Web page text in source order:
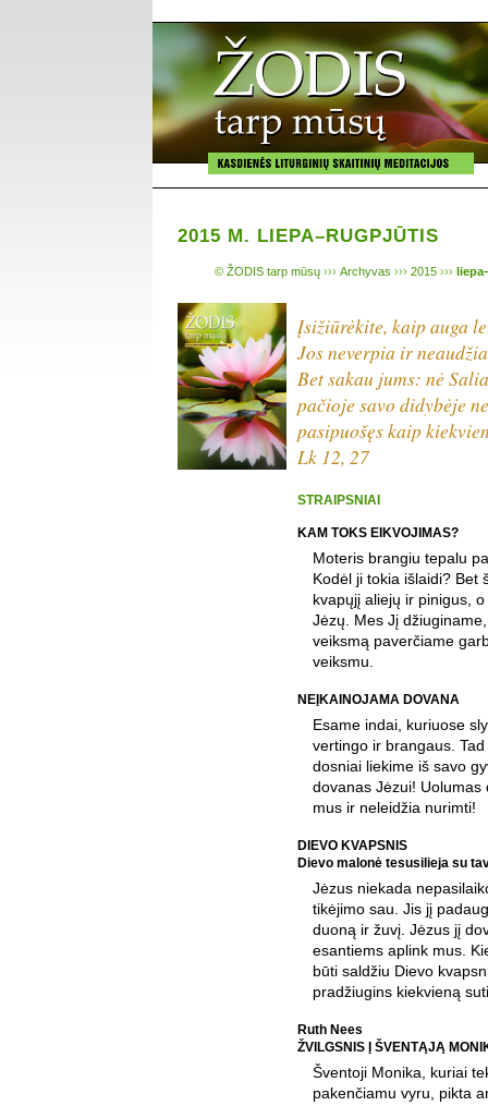
2015 M. LIEPA–RUGPJŪTIS
© ŽODIS tarp mūsų ››› Archyvas ››› 2015 ›››
Įsižiūrėkite, kaip auga
Jos neverpia ir
Bet sakau jums: nė
pačioje savo didybėje
pasipuošęs kaip
Lk 12, 27
STRAIPSNIAI
KAM TOKS EIKVOJIMAS?
Moteris brangiu tepalu
Kodėl ji tokia išlaidi? Bet
kvapųjį aliejų ir pinigus,
Jėzų. Mes Jį
veiksmą paverčiame
veiksmu.
NEĮKAINOJAMA DOVANA
Esame indai, kuriuose
vertingo ir brangaus.
dosniai liekime iš savo
dovanas Jėzui! Uolumas
mus ir neleidžia nurimti!
DIEVO KVAPSNIS
Dievo malonė tesusilieja su
Jėzus niekada
tikėjimo sau. Jis jį
duoną ir žuvį. Jėzus jį
esantiems aplink mus.
būti saldžiu Dievo
pradžiugins kiekvieną
Ruth Nees
ŽVILGSNIS Į ŠVENTĄJĄ
Šventoji Monika, kuriai
pakenčiamu vyru, pikta